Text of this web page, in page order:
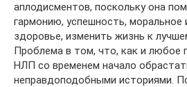
аплодисментов, поскольку она
гармонию, успешность, моральное
здоровье, изменить жизнь к
Проблема в том, что, как и любое
НЛП со временем начало
неправдоподобными историями.